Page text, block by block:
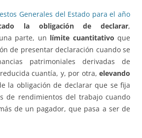
Generales del Estado para el año
la obligación de declarar,
parte, un límite cuantitativo que
de presentar declaración cuando se
patrimoniales derivadas de
cuantía, y, por otra, elevando
la obligación de declarar que se fija
de rendimientos del trabajo cuando
de un pagador, que pasa a ser de